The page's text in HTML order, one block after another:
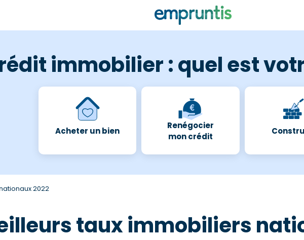
immobilier : quel est
Acheter un bien
Renégocier
mon crédit
2022
taux immobiliers